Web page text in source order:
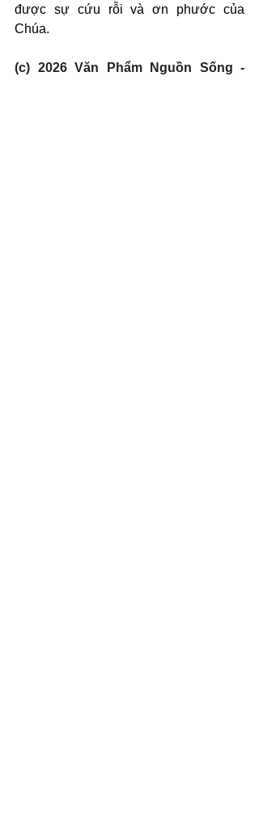
được sự cứu rỗi và ơn phước của
Chúa.
(c) 2026 Văn Phẩm Nguồn Sống -